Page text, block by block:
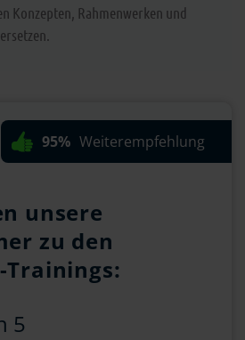
Konzepten, Rahmenwerken und
95% Weiterempfehlung
unsere
zu den
5